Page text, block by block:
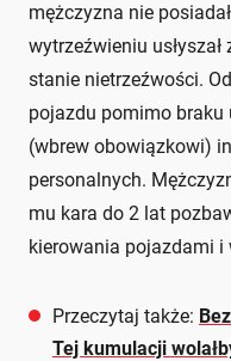
mężczyzna nie
wytrzeźwieniu
stanie nietrzeźwości.
pojazdu pomimo braku
(wbrew obowiązkowi)
personalnych.
mu kara do 2 lat
kierowania pojazdami i
Przeczytaj także:
Tej kumulacji